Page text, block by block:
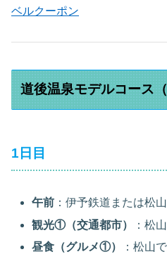
ベルクーポン
道後温泉モデルコース（
1日目
午前 ：伊予鉄道または松
観光①（交通都市）
：松
昼食（グルメ①）
：松山